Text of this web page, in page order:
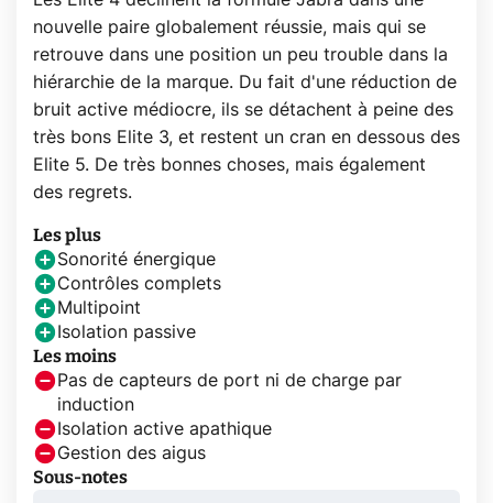
nouvelle paire globalement réussie, mais qui se
retrouve dans une position un peu trouble dans la
hiérarchie de la marque. Du fait d'une réduction de
bruit active médiocre, ils se détachent à peine des
très bons Elite 3, et restent un cran en dessous des
Elite 5. De très bonnes choses, mais également
des regrets.
Les plus
Sonorité énergique
Contrôles complets
Multipoint
Isolation passive
Les moins
Pas de capteurs de port ni de charge par
induction
Isolation active apathique
Gestion des aigus
Sous-notes